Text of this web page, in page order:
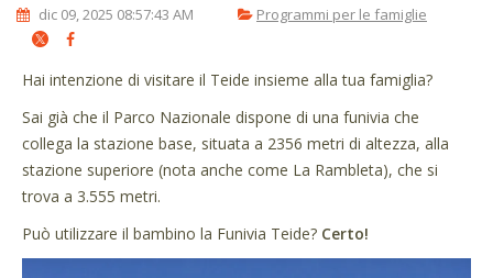
dic 09, 2025 08:57:43 AM Programmi per le famiglie
Hai intenzione di visitare il Teide insieme alla tua famiglia?
Sai già che il Parco Nazionale dispone di una funivia che
collega la stazione base, situata a 2356 metri di altezza, alla
stazione superiore (nota anche come La Rambleta), che si
trova a 3.555 metri.
Può utilizzare il bambino la Funivia Teide? Certo!